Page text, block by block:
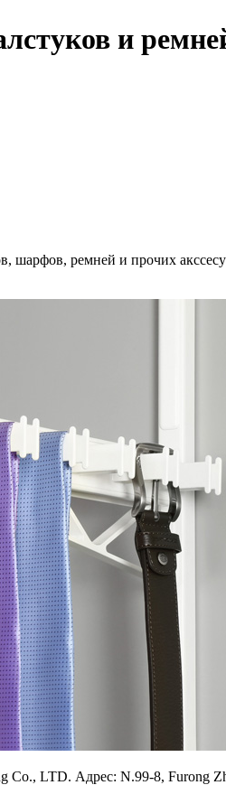
и
шарфов, ремней и прочих
Co., LTD. Адрес: N.99-8, Furong